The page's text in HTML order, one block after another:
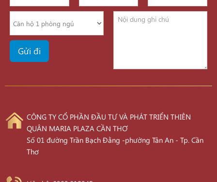
CÔNG TY CỔ PHẦN ĐẦU TƯ VÀ PHÁT TRIỂN THIÊN
QUÂN MARIA PLAZA CẦN THƠ
Số 01 đường Trần Bạch Đằng -phường Tân An - Tp. Cần
Thơ